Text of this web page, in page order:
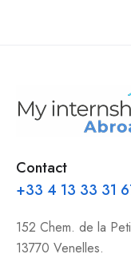
Contact
+33 4 13 33 31
152 Chem. de la
13770 Venelles.